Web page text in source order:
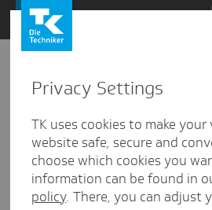
Zum
Inhalt
springen
Privacy Settings
TK uses cookies to make
website safe, secure and
choose which cookies you
information can be found in
policy. There, you can adjust